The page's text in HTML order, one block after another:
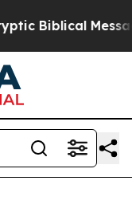
Biblical